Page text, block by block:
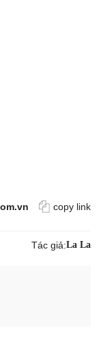
copy link
Tác giả:La La